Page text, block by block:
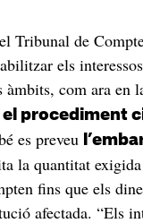
Tribunal de
els
àmbits, com ara en
el procediment
es preveu
la quantitat
fins que els
afectada. “Els